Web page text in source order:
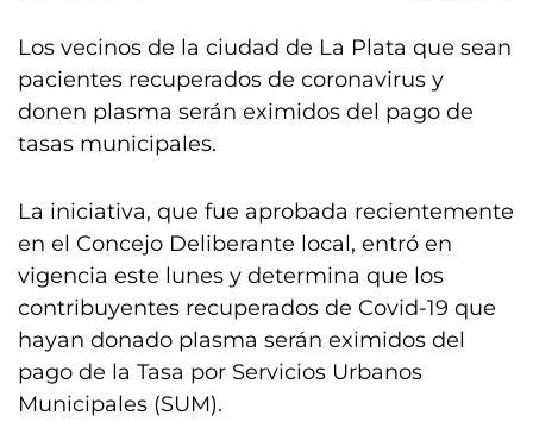
Los vecinos de la ciudad de La Plata que sean
pacientes recuperados de coronavirus y
donen plasma serán eximidos del pago de
tasas municipales.
La iniciativa, que fue aprobada recientemente
en el Concejo Deliberante local, entró en
vigencia este lunes y determina que los
contribuyentes recuperados de Covid-19 que
hayan donado plasma serán eximidos del
pago de la Tasa por Servicios Urbanos
Municipales (SUM).